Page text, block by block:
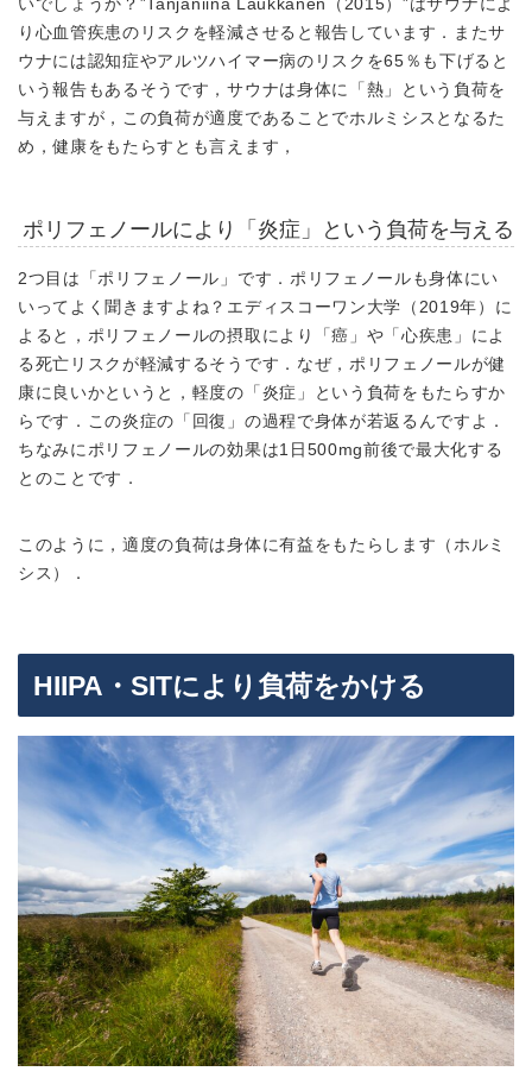
いでしょうか？”Tanjaniina Laukkanen（2015）”はサウナによ
り心血管疾患のリスクを軽減させると報告しています．またサ
ウナには認知症やアルツハイマー病のリスクを65％も下げると
いう報告もあるそうです，サウナは身体に「熱」という負荷を
与えますが，この負荷が適度であることでホルミシスとなるた
め，健康をもたらすとも言えます，
ポリフェノールにより「炎症」という負荷を与える
2つ目は「ポリフェノール」です．ポリフェノールも身体にい
いってよく聞きますよね？エディスコーワン大学（2019年）に
よると，ポリフェノールの摂取により「癌」や「心疾患」によ
る死亡リスクが軽減するそうです．なぜ，ポリフェノールが健
康に良いかというと，軽度の「炎症」という負荷をもたらすか
らです．この炎症の「回復」の過程で身体が若返るんですよ．
ちなみにポリフェノールの効果は1日500mg前後で最大化する
とのことです．
このように，適度の負荷は身体に有益をもたらします（ホルミ
シス）．
HIIPA・SITにより負荷をかける